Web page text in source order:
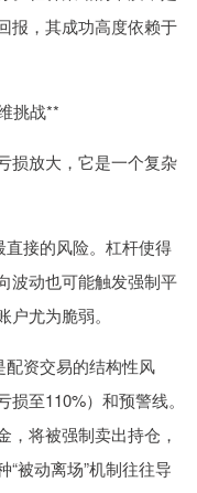
报，其成功高度依赖于
挑战**
损放大，它是一个复杂
接的风险。杠杆使得
波动也可能触发强制平
尤为脆弱。
资交易的结构性风
至110%）和预警线。
，将被强制卖出持仓，
被动离场”机制往往导